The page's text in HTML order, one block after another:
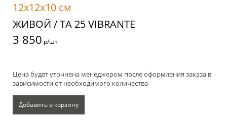
12x12x10 см
ЖИВОЙ / TA 25 VIBRANTE
3 850 р/шт
Цена будет уточнена менеджером после оформления заказа в
зависимости от необходимого количества
Добавить в корзину